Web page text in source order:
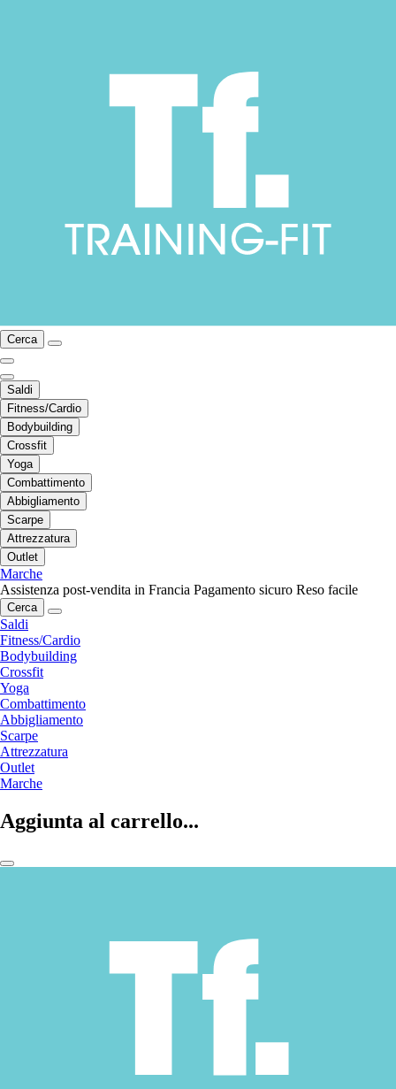
Cerca
Saldi
Fitness/Cardio
Bodybuilding
Crossfit
Yoga
Combattimento
Abbigliamento
Scarpe
Attrezzatura
Outlet
Marche
Assistenza post-vendita in Francia Pagamento sicuro Reso facile
Cerca
Saldi
Fitness/Cardio
Bodybuilding
Crossfit
Yoga
Combattimento
Abbigliamento
Scarpe
Attrezzatura
Outlet
Marche
Aggiunta al carrello...